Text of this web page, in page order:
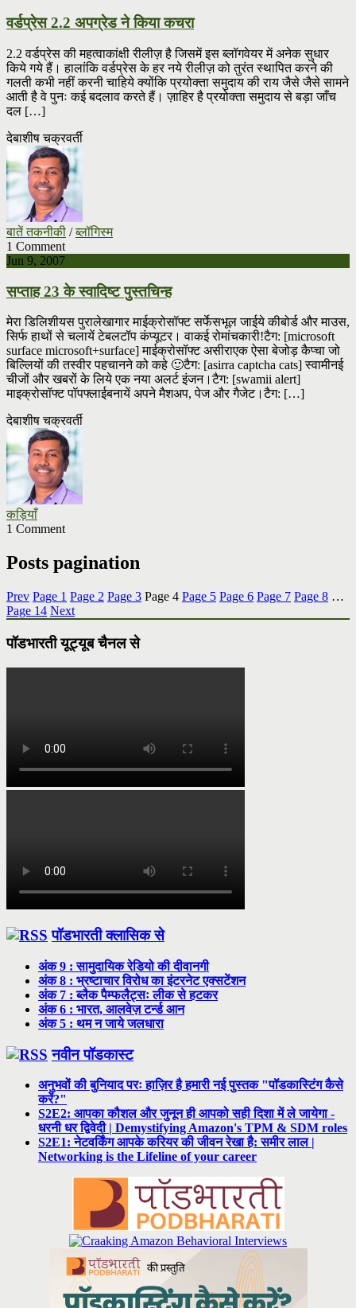
वर्डप्रेस 2.2 अपग्रेड ने किया कचरा
2.2 वर्डप्रेस की महत्वाकांक्षी रीलीज़ है जिसमें इस ब्लॉगवेयर में अनेक सुधार
किये गये हैं। हालांकि वर्डप्रेस के हर नये रीलीज़ को तुरंत स्थापित करने की
गलती कभी नहीं करनी चाहिये क्योंकि प्रयोक्ता समुदाय की राय जैसे जैसे सामने
आती है वे पुनः कई बदलाव करते हैं। ज़ाहिर है प्रयोक्ता समुदाय से बड़ा जाँच
दल […]
देबाशीष चक्रवर्ती
बातें तकनीकी /ब्लॉगिस्म
1 Comment
Jun 9, 2007
सप्ताह 23 के स्वादिष्ट पुस्तचिन्ह
मेरा डिलिशीयस पुरालेखागार माईक्रोसॉफ्ट सर्फेसभूल जाईये कीबोर्ड और माउस,
सिर्फ हाथों से चलायें टेबलटॉप कंप्यूटर। वाकई रोमांचकारी!टैग: [microsoft
surface microsoft+surface] माईक्रोसॉफ्ट असीराएक ऐसा बेजोड़ कैप्चा जो
बिल्लियों की तस्वीर पहचानने को कहे 🙂टैग: [asirra captcha cats] स्वामीनई
चीजों और खबरों के लिये एक नया अलर्ट इंजन।टैग: [swamii alert]
माइक्रोसॉफ्ट पॉपफ्लाईबनायें अपने मैशअप, पेज और गैजेट।टैग: […]
देबाशीष चक्रवर्ती
कड़ियाँ
1 Comment
Posts pagination
Prev Page 1 Page 2 Page 3 Page 4 Page 5 Page 6 Page 7 Page 8 …
Page 14 Next
पॉडभारती यूट्यूब चैनल से
पॉडभारती क्लासिक से
अंक 9 : सामुदायिक रेडियो की दीवानगी
अंक 8 : भ्रष्टाचार विरोध का इंटरनेट एक्सटेंशन
अंक 7 : ब्लैक पैम्फलैट्सः लीक से हटकर
अंक 6 : भारत, आलवेज़ टर्न्ड आन
अंक 5 : थम न जाये जलधारा
नवीन पॉडकास्ट
अनुभवों की बुनियाद परः हाज़िर है हमारी नई पुस्तक "पॉडकास्टिंग कैसे
करें?"
S2E2: आपका कौशल और जुनून ही आपको सही दिशा में ले जायेगा -
धरनी धर द्विवेदी | Demystifying Amazon's TPM & SDM roles
S2E1: नेटवर्किंग आपके करियर की जीवन रेखा है: समीर लाल |
Networking is the Lifeline of your career